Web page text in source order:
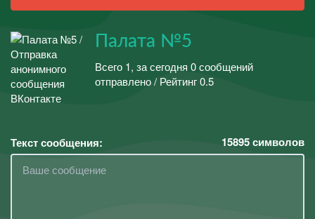
Палата №5
Всего 1, за сегодня 0 сообщений
отправлено / Рейтинг 0.5
Текст сообщения: 15895символов